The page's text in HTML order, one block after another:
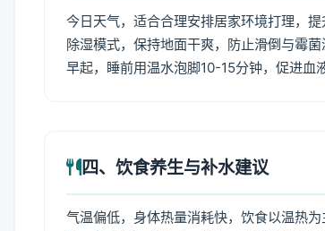
今日天气，适合合理安排居家环境打理，
除湿模式，保持地面干爽，防止滑倒与霉
早起，睡前用温水泡脚10-15分钟，促进血
四、饮食养生与补水建议
气温偏低，身体热量消耗快，饮食以温热